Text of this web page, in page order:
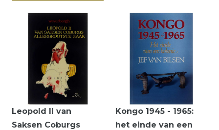
Leopold II van
Saksen Coburgs
Kongo 1945 - 1965:
het einde van een